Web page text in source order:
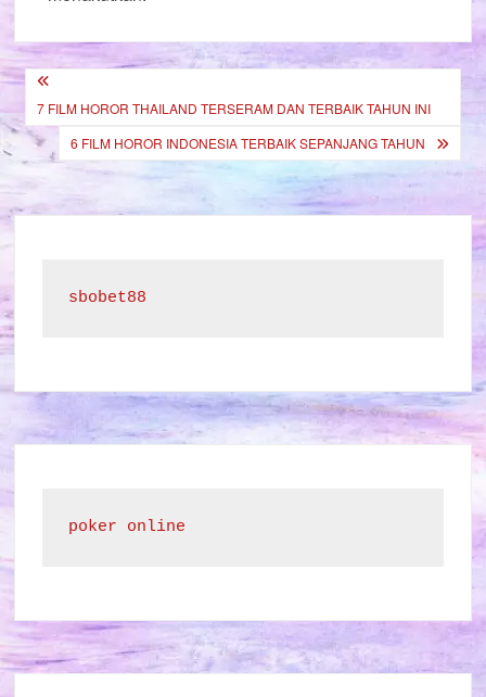
Post
navigation
7 FILM HOROR THAILAND TERSERAM DAN TERBAIK TAHUN INI
6 FILM HOROR INDONESIA TERBAIK SEPANJANG TAHUN
sbobet88
poker online